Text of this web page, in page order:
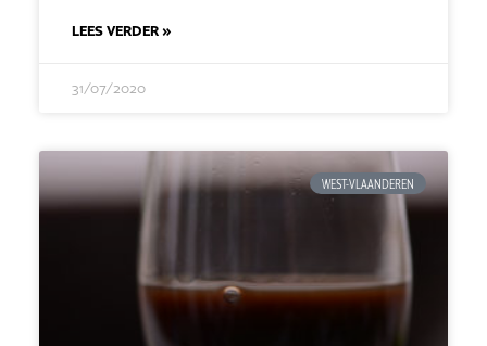
LEES VERDER »
31/07/2020
WEST-VLAANDEREN